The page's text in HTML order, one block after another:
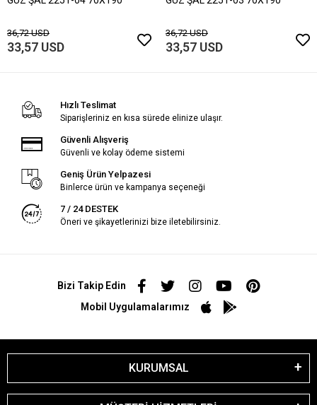
36,72 USD
33,57 USD
36,72 USD
33,57 USD
Hızlı Teslimat
Siparişleriniz en kısa sürede elinize ulaşır.
Güvenli Alışveriş
Güvenli ve kolay ödeme sistemi
Geniş Ürün Yelpazesi
Binlerce ürün ve kampanya seçeneği
7 / 24 DESTEK
Öneri ve şikayetlerinizi bize iletebilirsiniz.
Bizi Takip Edin
Mobil Uygulamalarımız
KURUMSAL